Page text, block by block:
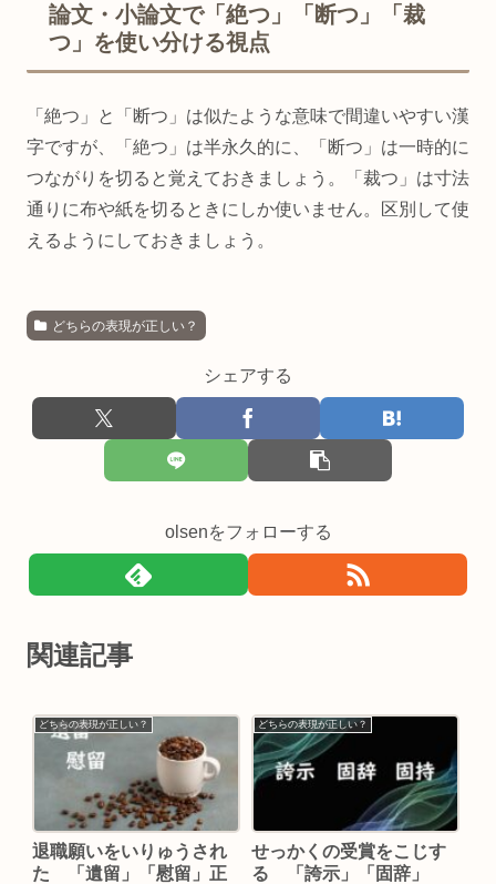
論文・小論文で「絶つ」「断つ」「裁
つ」を使い分ける視点
「絶つ」と「断つ」は似たような意味で間違いやすい漢
字ですが、「絶つ」は半永久的に、「断つ」は一時的に
つながりを切ると覚えておきましょう。「裁つ」は寸法
通りに布や紙を切るときにしか使いません。区別して使
えるようにしておきましょう。
どちらの表現が正しい？
シェアする
olsenをフォローする
関連記事
どちらの表現が正しい？
退職願いをいりゅうされ
た 「遺留」「慰留」正
どちらの表現が正しい？
せっかくの受賞をこじす
る 「誇示」「固辞」